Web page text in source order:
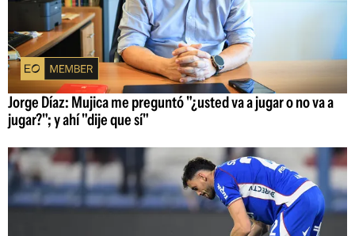
Jorge Díaz: Mujica me preguntó "¿usted va a jugar o no va a
jugar?"; y ahí "dije que sí"